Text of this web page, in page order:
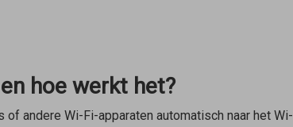
hoe werkt het?
andere Wi-Fi-apparaten automatisch naar het